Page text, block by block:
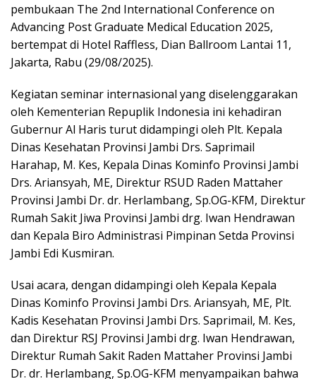
pembukaan The 2nd International Conference on
Advancing Post Graduate Medical Education 2025,
bertempat di Hotel Raffless, Dian Ballroom Lantai 11,
Jakarta, Rabu (29/08/2025).
Kegiatan seminar internasional yang diselenggarakan
oleh Kementerian Repuplik Indonesia ini kehadiran
Gubernur Al Haris turut didampingi oleh Plt. Kepala
Dinas Kesehatan Provinsi Jambi Drs. Saprimail
Harahap, M. Kes, Kepala Dinas Kominfo Provinsi Jambi
Drs. Ariansyah, ME, Direktur RSUD Raden Mattaher
Provinsi Jambi Dr. dr. Herlambang, Sp.OG-KFM, Direktur
Rumah Sakit Jiwa Provinsi Jambi drg. Iwan Hendrawan
dan Kepala Biro Administrasi Pimpinan Setda Provinsi
Jambi Edi Kusmiran.
Usai acara, dengan didampingi oleh Kepala Kepala
Dinas Kominfo Provinsi Jambi Drs. Ariansyah, ME, Plt.
Kadis Kesehatan Provinsi Jambi Drs. Saprimail, M. Kes,
dan Direktur RSJ Provinsi Jambi drg. Iwan Hendrawan,
Direktur Rumah Sakit Raden Mattaher Provinsi Jambi
Dr. dr. Herlambang, Sp.OG-KFM menyampaikan bahwa